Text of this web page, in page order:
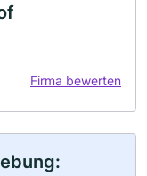
Firma bewerten